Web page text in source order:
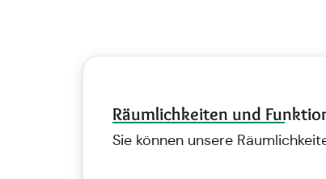
Räumlichkeiten und
Sie können unsere